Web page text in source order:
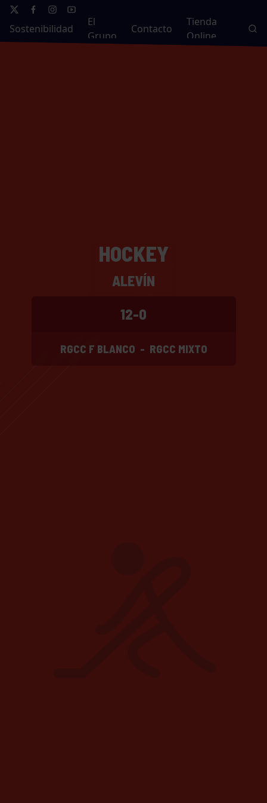
Sostenibilidad
El
Grupo
Contacto
Tienda
Online
HOCKEY
ALEVÍN
12-0
RGCC F BLANCO - RGCC MIXTO